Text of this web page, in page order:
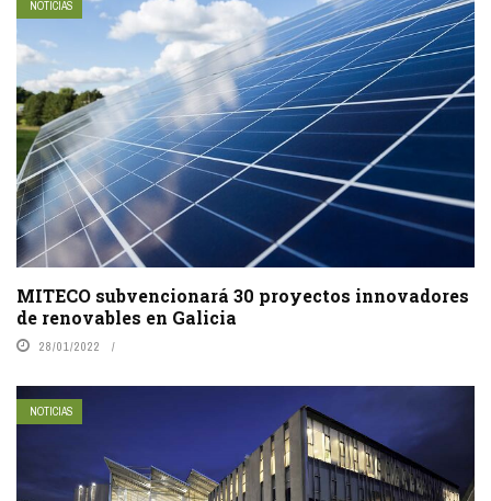
NOTICIAS
MITECO subvencionará 30 proyectos innovadores
de renovables en Galicia
28/01/2022
NOTICIAS